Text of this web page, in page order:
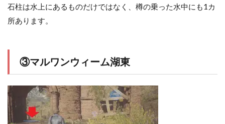
石柱は水上にあるものだけではなく、樽の乗った水中にも1カ
所あります。
③マルワンウィーム湖東